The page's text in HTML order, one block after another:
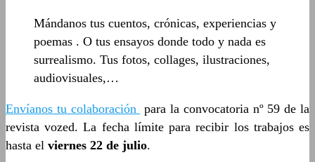
Mándanos tus cuentos, crónicas, experiencias y
poemas . O tus ensayos donde todo y nada es
surrealismo. Tus fotos, collages, ilustraciones,
audiovisuales,…
Envíanos tu colaboración para la convocatoria nº 59 de la
revista vozed. La fecha límite para recibir los trabajos es
hasta el viernes 22 de julio.